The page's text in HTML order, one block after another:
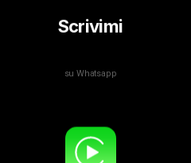
Scrivimi
su Whatsapp